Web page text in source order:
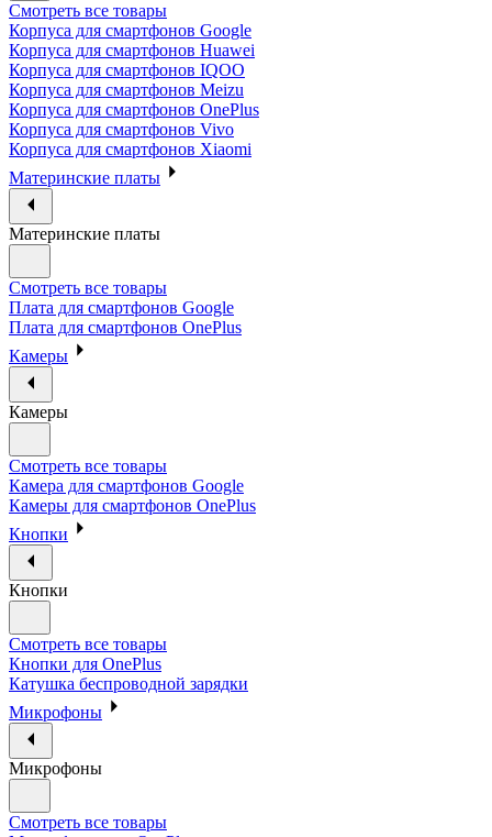
Смотреть все товары
Корпуса для смартфонов Google
Корпуса для смартфонов Huawei
Корпуса для смартфонов IQOO
Корпуса для смартфонов Meizu
Корпуса для смартфонов OnePlus
Корпуса для смартфонов Vivo
Корпуса для смартфонов Xiaomi
Материнские платы
Материнские платы
Смотреть все товары
Плата для смартфонов Google
Плата для смартфонов OnePlus
Камеры
Камеры
Смотреть все товары
Камера для смартфонов Google
Камеры для смартфонов OnePlus
Кнопки
Кнопки
Смотреть все товары
Кнопки для OnePlus
Катушка беспроводной зарядки
Микрофоны
Микрофоны
Смотреть все товары